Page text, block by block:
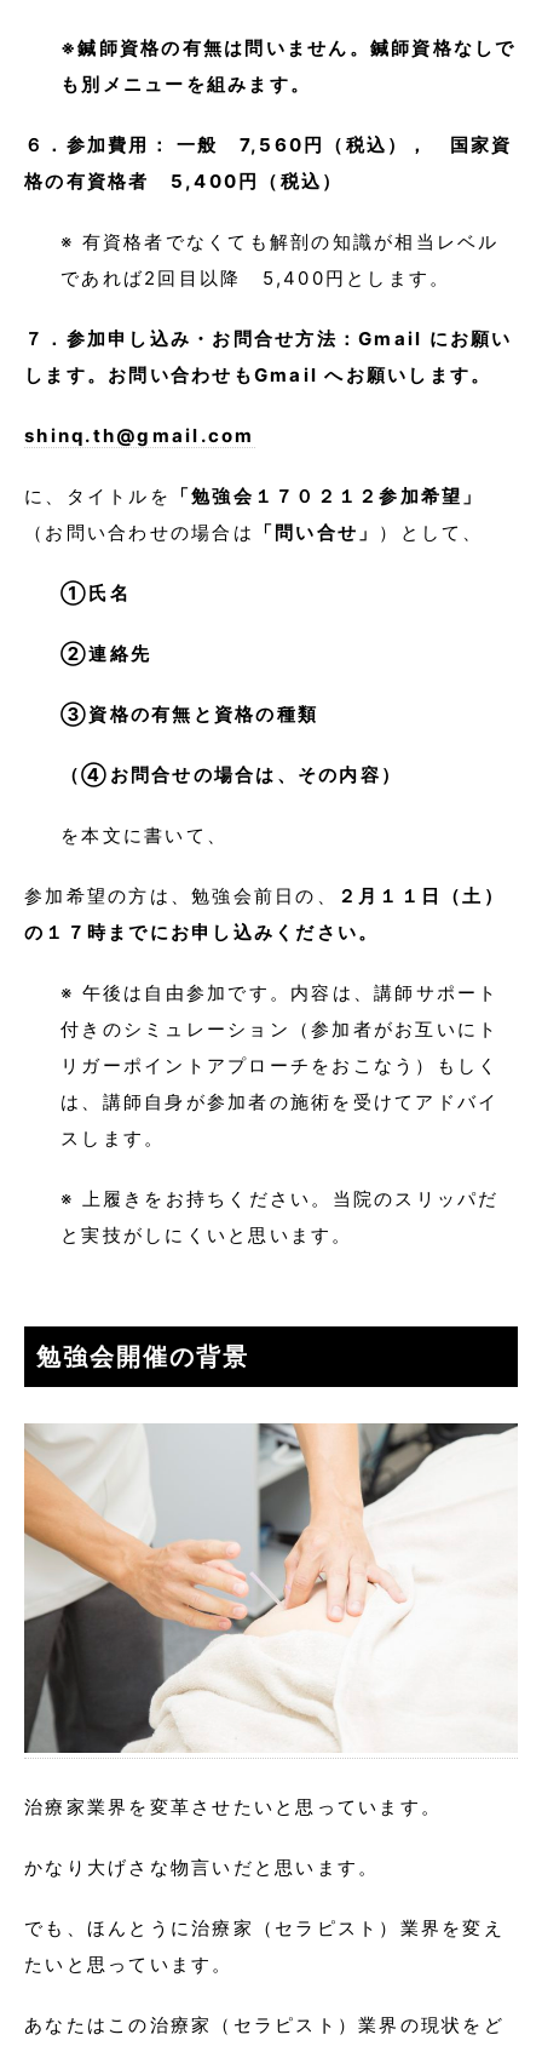
※鍼師資格の有無は問いません。鍼師資格なしで
も別メニューを組みます。
６．参加費用： 一般 7,560円（税込）， 国家資
格の有資格者 5,400円（税込）
※ 有資格者でなくても解剖の知識が相当レベル
であれば2回目以降 5,400円とします。
７．参加申し込み・お問合せ方法：Gmail にお願い
します。お問い合わせもGmail へお願いします。
shinq.th@gmail.com
に、タイトルを
「勉強会１７０２１２参加希望」
（お問い合わせの場合は
「問い合せ」 ）として、
①氏名
②連絡先
③資格の有無と資格の種類
（④お問合せの場合は、その内容）
を本文に書いて、
参加希望の方は、勉強会前日の、
２月１１日（土）
の１７時までにお申し込みください。
※ 午後は自由参加です。内容は、講師サポート
付きのシミュレーション（参加者がお互いにト
リガーポイントアプローチをおこなう）もしく
は、講師自身が参加者の施術を受けてアドバイ
スします。
※ 上履きをお持ちください。当院のスリッパだ
と実技がしにくいと思います。
勉強会開催の背景
治療家業界を変革させたいと思っています。
かなり大げさな物言いだと思います。
でも、ほんとうに治療家（セラピスト）業界を変え
たいと思っています。
あなたはこの治療家（セラピスト）業界の現状をど